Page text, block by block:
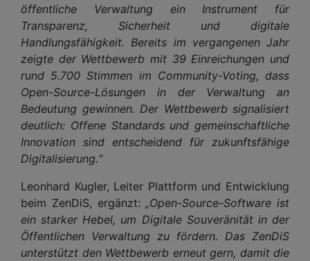
öffentliche Verwaltung ein Instrument für
Transparenz, Sicherheit und digitale
Handlungsfähigkeit. Bereits im vergangenen Jahr
zeigte der Wettbewerb mit 39 Einreichungen und
rund 5.700 Stimmen im Community-Voting, dass
Open-Source-Lösungen in der Verwaltung an
Bedeutung gewinnen. Der Wettbewerb signalisiert
deutlich: Offene Standards und gemeinschaftliche
Innovation sind entscheidend für zukunftsfähige
Digitalisierung.“
Leonhard Kugler, Leiter Plattform und Entwicklung
beim ZenDiS, ergänzt: „Open-Source-Software ist
ein starker Hebel, um Digitale Souveränität in der
Öffentlichen Verwaltung zu fördern. Das ZenDiS
unterstützt den Wettbewerb erneut gern, damit die